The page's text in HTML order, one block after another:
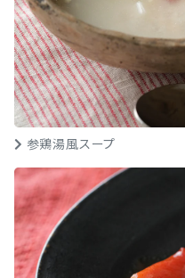
参鶏湯風スープ